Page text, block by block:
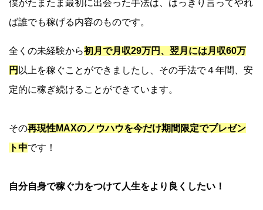
僕がたまたま最初に出会った手法は、はっきり言ってやれ
ば誰でも稼げる内容のものです。
全くの未経験から初月で月収29万円、翌月には月収60万
円 以上を稼ぐことができましたし、その手法で４年間、安
定的に稼ぎ続けることができています。
その再現性MAXのノウハウを今だけ期間限定でプレゼン
ト中です！
自分自身で稼ぐ力をつけて人生をより良くしたい！